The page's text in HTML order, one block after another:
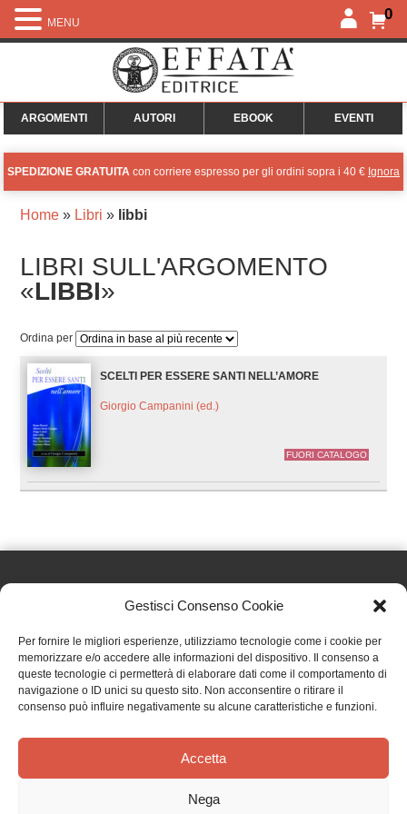
Gestisci Consenso Cookie
Per fornire le migliori esperienze, utilizziamo tecnologie come i cookie per
memorizzare e/o accedere alle informazioni del dispositivo. Il consenso a
queste tecnologie ci permetterà di elaborare dati come il comportamento di
navigazione o ID unici su questo sito. Non acconsentire o ritirare il
consenso può influire negativamente su alcune caratteristiche e funzioni.
Accetta
Nega
0
ARGOMENTI AUTORI EBOOK EVENTI
SPEDIZIONE GRATUITA con corriere espresso per gli ordini sopra i 40 € Ignora
Home» Libri » libbi
LIBRI SULL'ARGOMENTO
«LIBBI»
Ordina per
SCELTI PER ESSERE SANTI NELL’AMORE
Giorgio Campanini (ed.)
FUORI CATALOGO
Effatà Editrice di Pellegrino Paolo SAS
C.F. e P.IVA 09655250018
Via Tre Denti, 1 - 10060 Cantalupa (TO)
Telefono: (+39) 0121 353452 - Fax: (+39) 0121 353839
TERMINI E CONDIZIONI
MENU